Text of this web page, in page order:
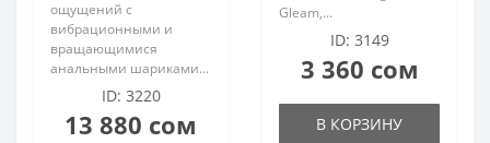
ощущений с
вибрационными и
вращающимися
анальными шариками...
ID: 3220
13 880 сом
Gleam,...
ID: 3149
3 360 сом
В КОРЗИНУ